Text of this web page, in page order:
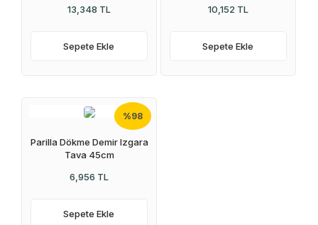
13,348 TL
Sepete Ekle
10,152 TL
Sepete Ekle
%98
Parilla Dökme Demir Izgara
Tava 45cm
6,956 TL
Sepete Ekle